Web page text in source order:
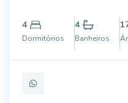
oferece ambientes amplos
entrada, living para dois
4
Dormitórios
4
Banheiros